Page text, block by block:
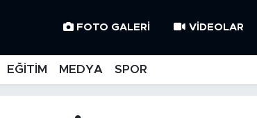
FOTO GALERI VIDEOLAR
EĞİTİM MEDYA SPOR